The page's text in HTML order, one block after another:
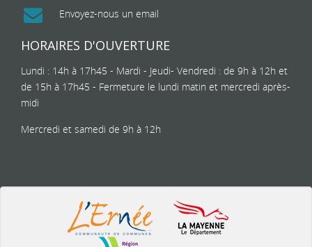
Envoyez-nous un email
HORAIRES D'OUVERTURE
Lundi : 14h à 17h45 - Mardi - Jeudi- Vendredi : de 9h à 12h et
de 15h à 17h45 - Fermeture le lundi matin et mercredi après-
midi
Mercredi et samedi de 9h à 12h